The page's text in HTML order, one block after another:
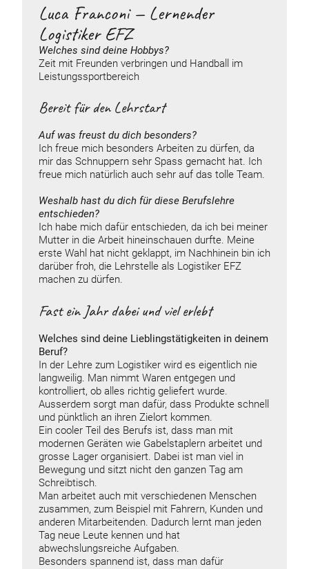
Luca Franconi — Lernender
Logistiker EFZ
Welches sind deine Hobbys?
Zeit mit Freunden verbringen und Handball im
Leistungssportbereich
Bereit für den Lehrstart
Auf was freust du dich besonders?
Ich freue mich besonders Arbeiten zu dürfen, da
mir das Schnuppern sehr Spass gemacht hat. Ich
freue mich natürlich auch sehr auf das tolle Team.
Weshalb hast du dich für diese Berufslehre
entschieden?
Ich habe mich dafür entschieden, da ich bei meiner
Mutter in die Arbeit hineinschauen durfte. Meine
erste Wahl hat nicht geklappt, im Nachhinein bin ich
darüber froh, die Lehrstelle als Logistiker EFZ
machen zu dürfen.
Fast ein Jahr dabei und viel erlebt
Welches sind deine Lieblingstätigkeiten in deinem
Beruf?
In der Lehre zum Logistiker wird es eigentlich nie
langweilig. Man nimmt Waren entgegen und
kontrolliert, ob alles richtig geliefert wurde.
Ausserdem sorgt man dafür, dass Produkte schnell
und pünktlich an ihren Zielort kommen.
Ein cooler Teil des Berufs ist, dass man mit
modernen Geräten wie Gabelstaplern arbeitet und
grosse Lager organisiert. Dabei ist man viel in
Bewegung und sitzt nicht den ganzen Tag am
Schreibtisch.
Man arbeitet auch mit verschiedenen Menschen
zusammen, zum Beispiel mit Fahrern, Kunden und
anderen Mitarbeitenden. Dadurch lernt man jeden
Tag neue Leute kennen und hat
abwechslungsreiche Aufgaben.
Besonders spannend ist, dass man dafür